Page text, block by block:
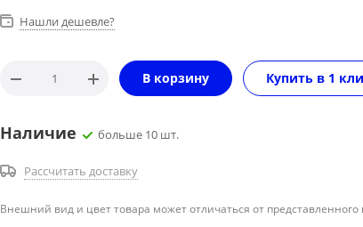
Нашли дешевле?
В корзину Купить в 1
Наличие больше 10 шт.
Рассчитать доставку
Внешний вид и цвет товара может отличаться от